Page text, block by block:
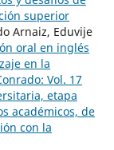
superior
Arnaiz, Eduvije
oral en inglés
en la
Vol. 17
etapa
académicos, de
con la